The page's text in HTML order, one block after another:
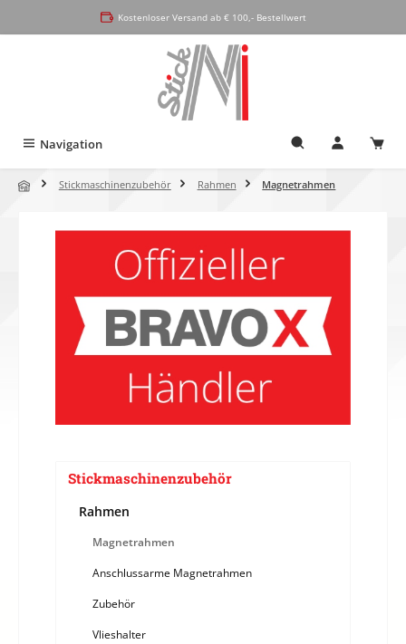
Kostenloser Versand ab € 100,- Bestellwert
Navigation
Stickmaschinenzubehör Rahmen Magnetrahmen
Stickmaschinenzubehör
Rahmen
Magnetrahmen
Anschlussarme Magnetrahmen
Zubehör
Vlieshalter